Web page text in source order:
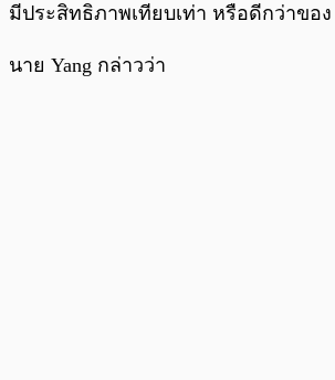
มีประสิทธิภาพเทียบเท่า หรือดีกว่าของ
นาย Yang กล่าวว่า